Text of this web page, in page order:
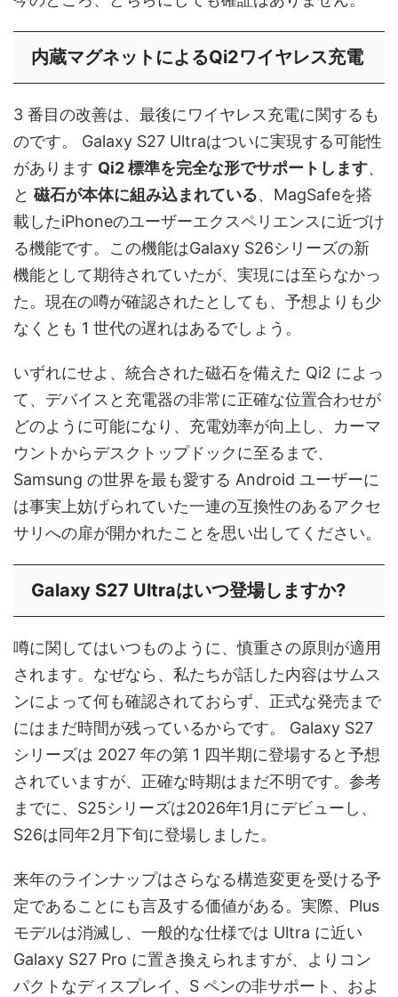
内蔵マグネットによるQi2ワイヤレス充電
3 番目の改善は、最後にワイヤレス充電に関するも
のです。 Galaxy S27 Ultraはついに実現する可能性
があります Qi2 標準を完全な形でサポートします、
と 磁石が本体に組み込まれている、MagSafeを搭
載したiPhoneのユーザーエクスペリエンスに近づけ
る機能です。この機能はGalaxy S26シリーズの新
機能として期待されていたが、実現には至らなかっ
た。現在の噂が確認されたとしても、予想よりも少
なくとも 1 世代の遅れはあるでしょう。
いずれにせよ、統合された磁石を備えた Qi2 によっ
て、デバイスと充電器の非常に正確な位置合わせが
どのように可能になり、充電効率が向上し、カーマ
ウントからデスクトップドックに至るまで、
Samsung の世界を最も愛する Android ユーザーに
は事実上妨げられていた一連の互換性のあるアクセ
サリへの扉が開かれたことを思い出してください。
Galaxy S27 Ultraはいつ登場しますか?
噂に関してはいつものように、慎重さの原則が適用
されます。なぜなら、私たちが話した内容はサムス
ンによって何も確認されておらず、正式な発売まで
にはまだ時間が残っているからです。 Galaxy S27
シリーズは 2027 年の第 1 四半期に登場すると予想
されていますが、正確な時期はまだ不明です。参考
までに、S25シリーズは2026年1月にデビューし、
S26は同年2月下旬に登場しました。
来年のラインナップはさらなる構造変更を受ける予
定であることにも言及する価値がある。実際、Plus
モデルは消滅し、一般的な仕様では Ultra に近い
Galaxy S27 Pro に置き換えられますが、よりコン
パクトなディスプレイ、S ペンの非サポート、およ